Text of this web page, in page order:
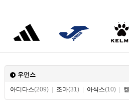
우먼스
아디다스(209) 조마(31) 아식스(10)